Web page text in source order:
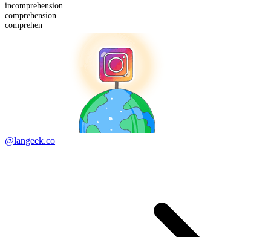
incomprehension
comprehension
comprehen
@langeek.co